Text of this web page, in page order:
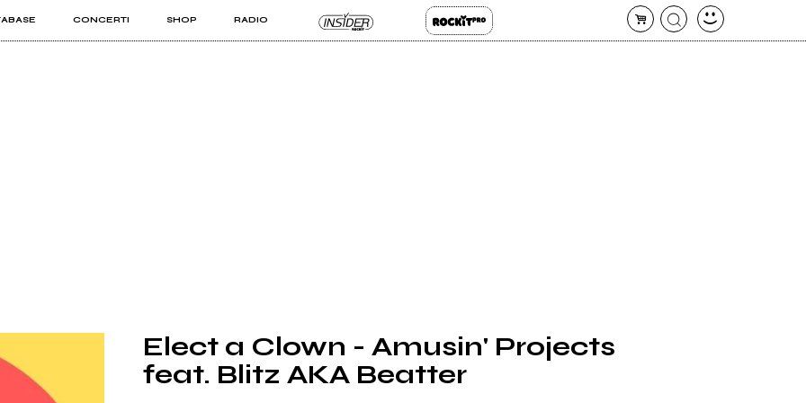
CONCERTI SHOP RADIO
PRO
Elect a Clown - Amusin' Projects
feat. Blitz AKA Beatter